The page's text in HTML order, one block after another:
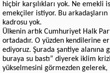
hiçbir karşılıkları yok. Ne
emekçiler istiyor. Bu
kadrosu yok.
Ülkenin artık Cumhuriyet Halk
ortadadır. O yüzden kendilerine
ediyoruz. Şurada şantiye alanına
buraya su bastı” diyerek iklim
yükselmesini görmezden